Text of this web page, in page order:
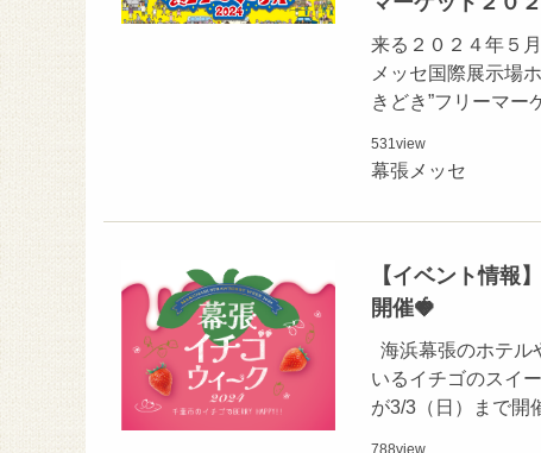
来る２０２４年５
メッセ国際展示場
きどき”フリーマ
531view
幕張メッセ
【イベント情報
開催🍓
海浜幕張のホテル
いるイチゴのスイ
が3/3（日）まで開
788view